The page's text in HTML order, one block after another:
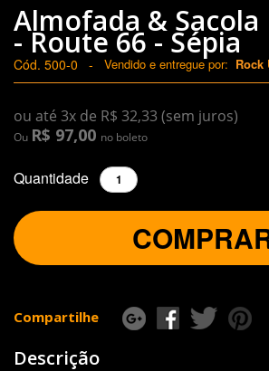
Almofada & Sacola
- Route 66 - Sépia
Cód. 500-0 - Vendido e entregue por: Rock
ou até 3x de R$ 32,33 (sem juros)
Ou R$ 97,00 no boleto
Quantidade
Compartilhe
Descrição